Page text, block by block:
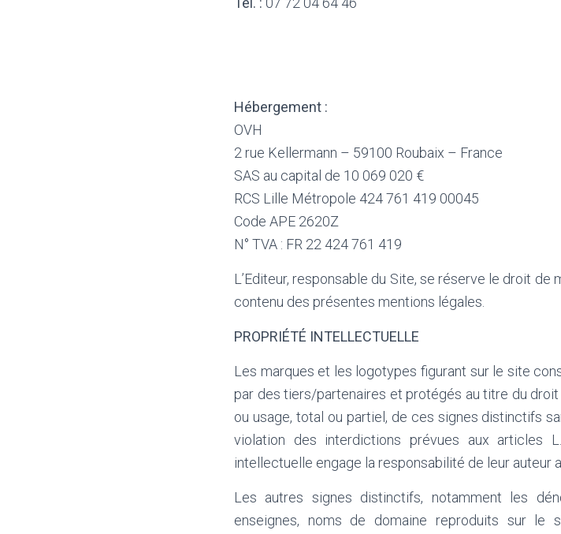
Hébergement :
OVH
2 rue Kellermann – 59100 Roubaix – France
SAS au capital de 10 069 020 €
RCS Lille Métropole 424 761 419 00045
Code APE 2620Z
N° TVA : FR 22 424 761 419
L’Editeur, responsable du Site, se réserve le droit
contenu des présentes mentions légales.
PROPRIÉTÉ INTELLECTUELLE
Les marques et les logotypes figurant sur le site
par des tiers/partenaires et protégés au titre du
ou usage, total ou partiel, de ces signes distinctifs
violation des interdictions prévues aux articles
intellectuelle engage la responsabilité de leur auteur
Les autres signes distinctifs, notamment les
enseignes, noms de domaine reproduits sur le